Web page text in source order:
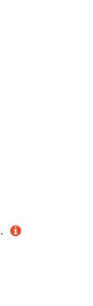
402, Filbur FC-0317, Spa-Filter, 40 m²